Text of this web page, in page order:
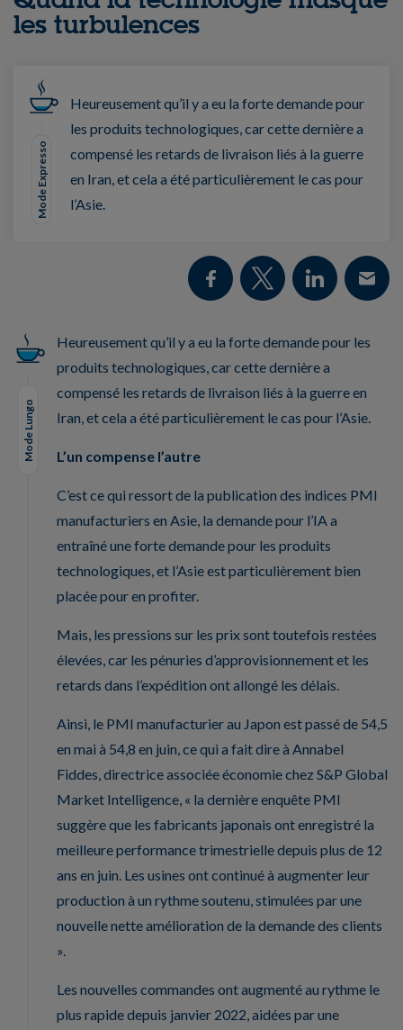
les turbulences
Mode Expresso
Heureusement qu’il y a eu la forte demande pour
les produits technologiques, car cette dernière a
compensé les retards de livraison liés à la guerre
en Iran, et cela a été particulièrement le cas pour
l’Asie.
Mode Lungo
Heureusement qu’il y a eu la forte demande pour les
produits technologiques, car cette dernière a
compensé les retards de livraison liés à la guerre en
Iran, et cela a été particulièrement le cas pour l’Asie.
L’un compense l’autre
C’est ce qui ressort de la publication des indices PMI
manufacturiers en Asie, la demande pour l’IA a
entraîné une forte demande pour les produits
technologiques, et l’Asie est particulièrement bien
placée pour en profiter.
Mais, les pressions sur les prix sont toutefois restées
élevées, car les pénuries d’approvisionnement et les
retards dans l’expédition ont allongé les délais.
Ainsi, le PMI manufacturier au Japon est passé de 54,5
en mai à 54,8 en juin, ce qui a fait dire à Annabel
Fiddes, directrice associée économie chez S&P Global
Market Intelligence, « la dernière enquête PMI
suggère que les fabricants japonais ont enregistré la
meilleure performance trimestrielle depuis plus de 12
ans en juin. Les usines ont continué à augmenter leur
production à un rythme soutenu, stimulées par une
nouvelle nette amélioration de la demande des clients
».
Les nouvelles commandes ont augmenté au rythme le
plus rapide depuis janvier 2022, aidées par une